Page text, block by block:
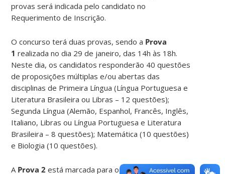
provas será indicada pelo candidato no
Requerimento de Inscrição.
O concurso terá duas provas, sendo a Prova
1 realizada no dia 29 de janeiro, das 14h às 18h.
Neste dia, os candidatos responderão 40 questões
de proposições múltiplas e/ou abertas das
disciplinas de Primeira Língua (Língua Portuguesa e
Literatura Brasileira ou Libras – 12 questões);
Segunda Língua (Alemão, Espanhol, Francês, Inglês,
Italiano, Libras ou Língua Portuguesa e Literatura
Brasileira – 8 questões); Matemática (10 questões)
e Biologia (10 questões).
A Prova 2 está marcada para o dia 30 de janeiro,